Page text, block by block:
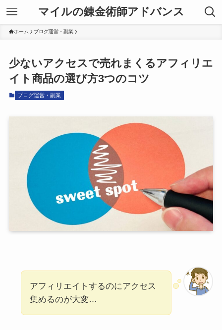
マイルの錬金術師アドバンス
ホーム ブログ運営・副業
少ないアクセスで売れまくるアフィリエ
イト商品の選び方3つのコツ
ブログ運営・副業
アフィリエイトするのにアクセス
集めるのが大変…